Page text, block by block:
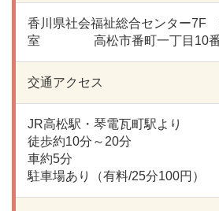
香川県社会福祉総合センター7F
室 高松市番町一丁目10番
交通アクセス
JR高松駅・琴電瓦町駅より
徒歩約10分～20分
車約5分
駐車場あり（有料/25分100円）